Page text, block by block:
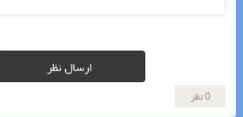
ارسال نظر
0 نظر